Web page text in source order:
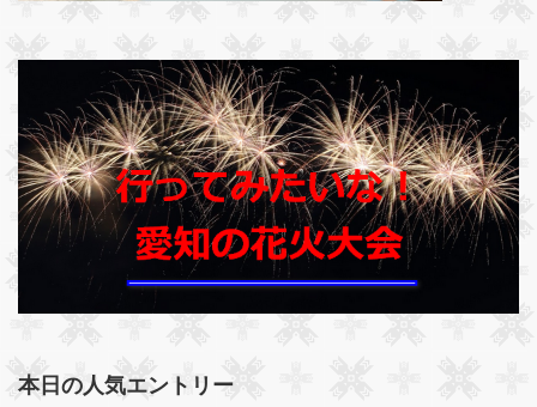
本日の人気エントリー